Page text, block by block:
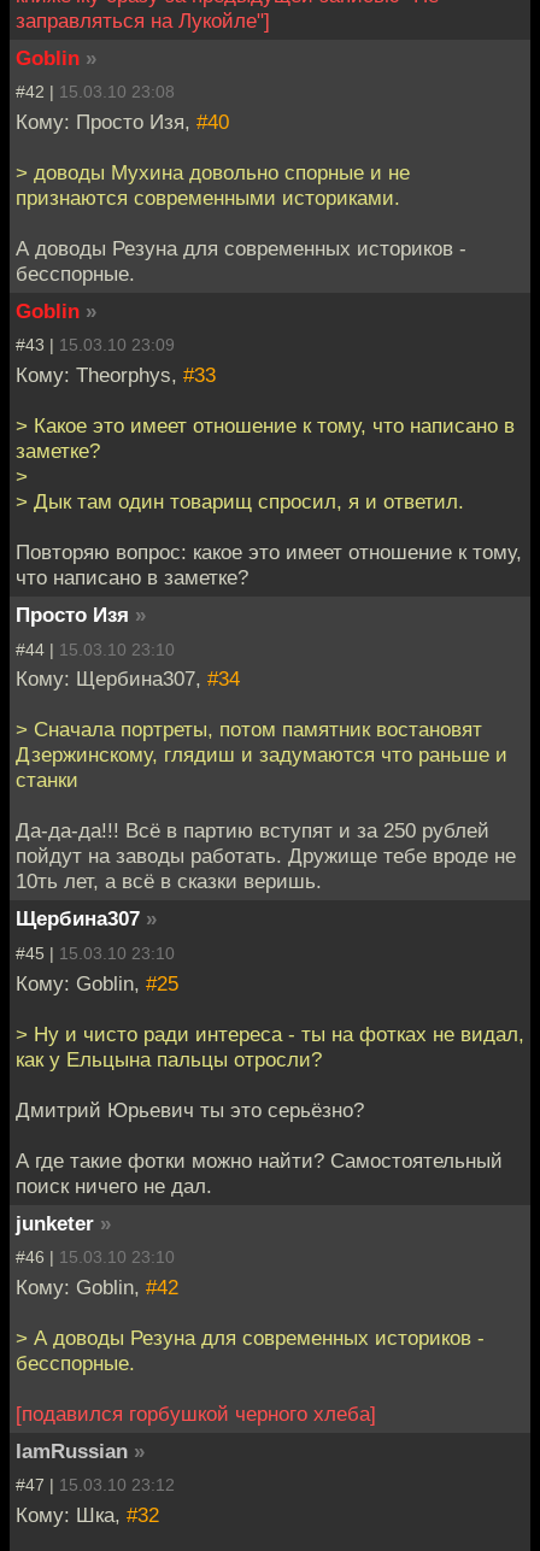
заправляться на Лукойле"]
Goblin »
#42 | 15.03.10 23:08
Кому: Просто Изя, #40
> доводы Мухина довольно спорные и не
признаются современными историками.
А доводы Резуна для современных историков -
бесспорные.
Goblin »
#43 | 15.03.10 23:09
Кому: Theorphys, #33
> Какое это имеет отношение к тому, что написано в
заметке?
>
> Дык там один товарищ спросил, я и ответил.
Повторяю вопрос: какое это имеет отношение к тому,
что написано в заметке?
Просто Изя »
#44 | 15.03.10 23:10
Кому: Щербина307, #34
> Сначала портреты, потом памятник востановят
Дзержинскому, глядиш и задумаются что раньше и
станки
Да-да-да!!! Всё в партию вступят и за 250 рублей
пойдут на заводы работать. Дружище тебе вроде не
10ть лет, а всё в сказки веришь.
Щербина307 »
#45 | 15.03.10 23:10
Кому: Goblin, #25
> Ну и чисто ради интереса - ты на фотках не видал,
как у Ельцына пальцы отросли?
Дмитрий Юрьевич ты это серьёзно?
А где такие фотки можно найти? Самостоятельный
поиск ничего не дал.
junketer »
#46 | 15.03.10 23:10
Кому: Goblin, #42
> А доводы Резуна для современных историков -
бесспорные.
[подавился горбушкой черного хлеба]
IamRussian »
#47 | 15.03.10 23:12
Кому: Шка, #32